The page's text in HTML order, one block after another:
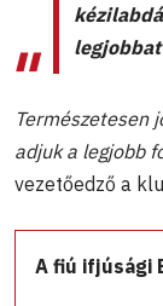
Természetesen
adjuk a legjobb
vezetőedző a
A fiú ifjúsági